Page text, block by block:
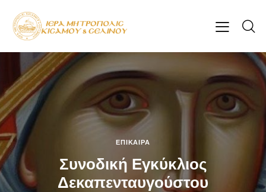
ΕΠΊΚΑΙΡΑ
Συνοδική Εγκύκλιος
Δεκαπενταυγούστου